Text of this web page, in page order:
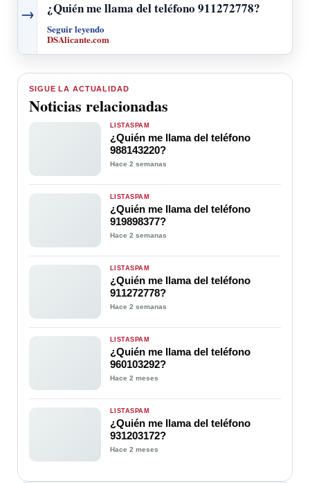
→ ¿Quién me llama del teléfono 911272778?
Seguir leyendo
DSAlicante.com
SIGUE LA ACTUALIDAD
Noticias relacionadas
LISTASPAM
¿Quién me llama del teléfono
988143220?
Hace 2 semanas
LISTASPAM
¿Quién me llama del teléfono
919898377?
Hace 2 semanas
LISTASPAM
¿Quién me llama del teléfono
911272778?
Hace 2 semanas
LISTASPAM
¿Quién me llama del teléfono
960103292?
Hace 2 meses
LISTASPAM
¿Quién me llama del teléfono
931203172?
Hace 2 meses